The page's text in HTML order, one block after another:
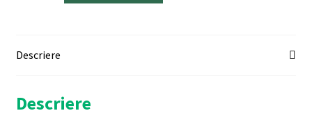
Descriere
Descriere